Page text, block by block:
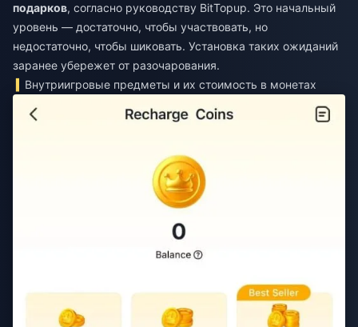
подарков, согласно руководству BitTopup. Это начальный
уровень — достаточно, чтобы участвовать, но
недостаточно, чтобы шиковать. Установка таких ожиданий
заранее убережет от разочарования.
Внутриигровые предметы и их стоимость в монетах